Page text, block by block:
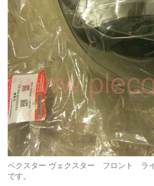
ベクスター ヴェクスター フロント
です。